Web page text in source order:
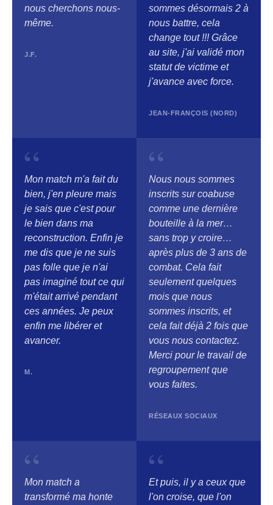
nous cherchons nous-
même.
J.F.
sommes désormais 2 à
nous battre, cela
change tout !!! Grâce
au site, j'ai validé mon
statut de victime et
j'avance avec force.
JEAN-FRANÇOIS (NORD)
“
Mon match m'a fait du
bien, j'en pleure mais
je sais que c'est pour
le bien dans ma
reconstruction. Enfin je
me dis que je ne suis
pas folle que je n'ai
pas imaginé tout ce qui
m'était arrivé pendant
ces années. Je peux
enfin me libérer et
avancer.
M.
“
Nous nous sommes
inscrits sur coabuse
comme une dernière
bouteille à la mer…
sans trop y croire…
après plus de 3 ans de
combat. Cela fait
seulement quelques
mois que nous
sommes inscrits, et
cela fait déjà 2 fois que
vous nous contactez.
Merci pour le travail de
regroupement que
vous faites.
RÉSEAUX SOCIAUX
“
Mon match a
transformé ma honte
“
Et puis, il y a ceux que
l'on croise, que l'on